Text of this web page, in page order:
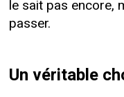
le sait pas encore,
passer.
Un véritable